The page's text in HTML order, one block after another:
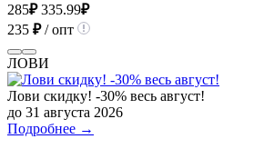
285₽ 335.99₽
235 ₽/ опт
ЛОВИ
Лови скидку! -30% весь август!
до 31 августа 2026
Подробнее →